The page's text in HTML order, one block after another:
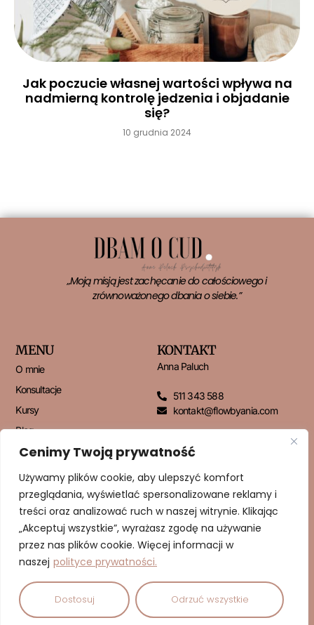
Cenimy Twoją prywatność
Używamy plików cookie, aby ulepszyć komfort
przeglądania, wyświetlać spersonalizowane reklamy i
treści oraz analizować ruch w naszej witrynie. Klikając
„Akceptuj wszystkie”, wyrażasz zgodę na używanie
przez nas plików cookie. Więcej informacji w
naszej polityce prywatności.
Dostosuj Odrzuć wszystkie
Jak poczucie własnej wartości wpływa na
nadmierną kontrolę jedzenia i objadanie
się?
10 grudnia 2024
„Moją misją jest zachęcanie do całościowego i
zrównoważonego dbania o siebie.”
MENU
O mnie
Konsultacje
Kursy
Blog
Kontakt
KONTAKT
Anna Paluch
511 343 588
kontakt@flowbyania.com
NEWSLETTER
ZAPISUJĘ SIĘ!